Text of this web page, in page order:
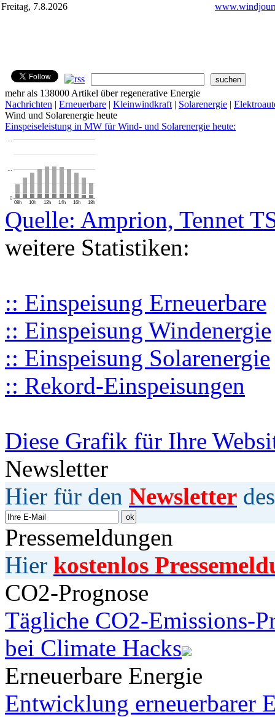
Freitag, 7.8.2026
mehr als 138000 Artikel über regenerative Energie
Nachrichten | Erneuerbare | Kleinwindkraft | Solarenergie |
Wind und Solarenergie heute
Einspeiseleistung in MW für Wind- und Solarenergie heute:
08h 10h 12h 14h 16h 18h
0
…
…
Quelle: Amprion, Tennet
weitere Statistiken:
:: Einspeisung Erneuerbare
:: Einspeisung Windenergie
:: Einspeisung Solarenergie
:: Rekord-Einspeisungen
Diese Grafik für Ihre
Newsletter
Hier für den Newsletter
Pressemeldungen
Hier kostenlos
CO2-Prognose
Tägliche CO2-Emissions-
bei Climate Hacks
Erneuerbare Energie
Entwicklung erneuerbarer